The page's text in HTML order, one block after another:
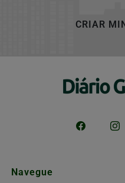
CRIAR
Navegue